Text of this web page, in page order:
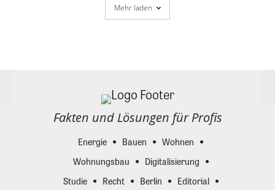
Mehr laden
Fakten und Lösungen für Profis
Energie Bauen
Wohnen
Wohnungsbau
Digitalisierung
Studie
Recht Berlin
Editorial